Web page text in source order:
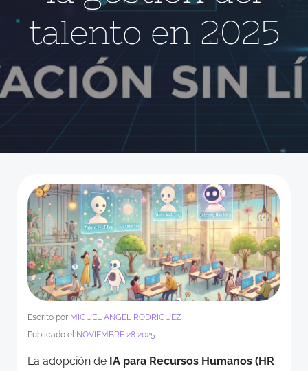
talento en 2025
Escrito por MIGUEL ANGEL RODRIGUEZ -
Publicado el NOVIEMBRE 28 2025
La adopción de IA para Recursos Humanos (HR